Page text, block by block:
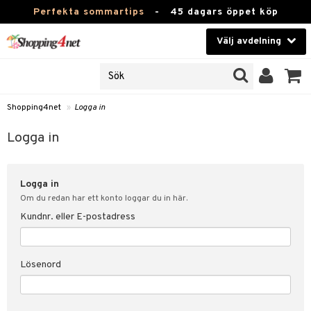
Perfekta sommartips - 45 dagars öppet köp
Välj avdelning
Kontaktlinser
Hälsokost
Fitness
Hem & Inredning
Leksaker, Barn & Baby
Varumärken
Shopping4net » Logga in
Logga in
Logga in
Om du redan har ett konto loggar du in här.
Kundnr. eller E-postadress
Lösenord
svar